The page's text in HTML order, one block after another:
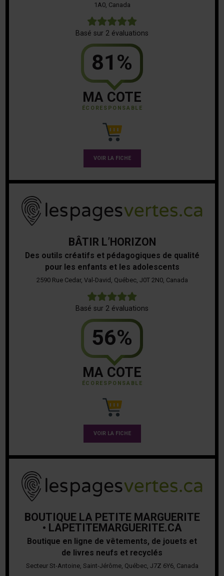
1A0, Canada
Basé sur 2 évaluations
81%
MA COTE
ÉCORESPONSABLE
VOIR LA FICHE
BÂTIR L’HORIZON
Des outils créatifs et pédagogiques de qualité
pour les enfants et les adolescents
2590 Rue Cedar, Val-David, Québec, J0T 2N0, Canada
Basé sur 2 évaluations
56%
MA COTE
ÉCORESPONSABLE
VOIR LA FICHE
BOUTIQUE LA PETITE MARGUERITE
• LAPETITEMARGUERITE.CA
Boutique en ligne de vêtements, de jouets et
de livres neufs et recyclés
Secteur St-Antoine, Saint-Jérôme, Québec, J7Z 6Y6, Canada